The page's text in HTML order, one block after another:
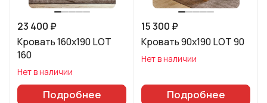
23 400 ₽
Кровать 160х190 LOT
160
Нет в наличии
Подробнее
15 300 ₽
Кровать 90х190 LOT 90
Нет в наличии
Подробнее